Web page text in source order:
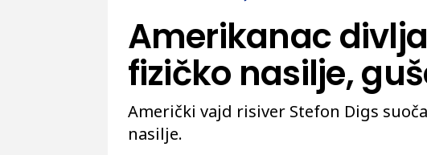
Amerikanac
fizičko nasilje,
Američki vajd risiver Stefon Digs
nasilje.